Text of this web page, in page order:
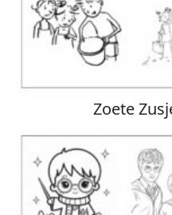
Zoete